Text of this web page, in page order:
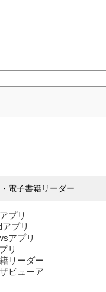
電子書籍リーダー
プリ
プリ
アプリ
リ
リーダー
ビューア